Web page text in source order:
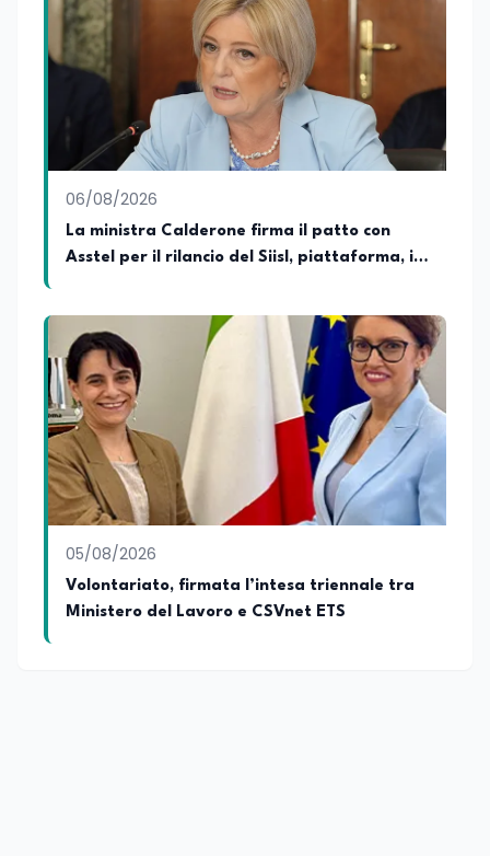
06/08/2026
La ministra Calderone firma il patto con
Asstel per il rilancio del Siisl, piattaforma, in
05/08/2026
Volontariato, firmata l’intesa triennale tra
Ministero del Lavoro e CSVnet ETS